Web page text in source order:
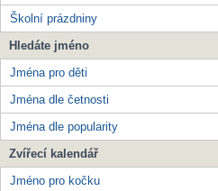
Školní prázdniny
Hledáte jméno
Jména pro děti
Jména dle četnosti
Jména dle popularity
Zvířecí kalendář
Jméno pro kočku